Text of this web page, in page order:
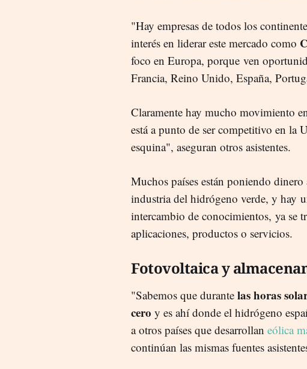
"Hay empresas de todos los
interés en liderar este mercado como
foco en Europa, porque ven
Francia, Reino Unido, España,
Claramente hay mucho movimiento
está a punto de ser competitivo en la
esquina", aseguran otros asistentes.
Muchos países están poniendo
industria del hidrógeno verde, y hay
intercambio de conocimientos, ya se
aplicaciones, productos o servicios.
Fotovoltaica y
"Sabemos que durante las horas
cero y es ahí donde el hidrógeno
a otros países que desarrollan eólica
continúan las mismas fuentes